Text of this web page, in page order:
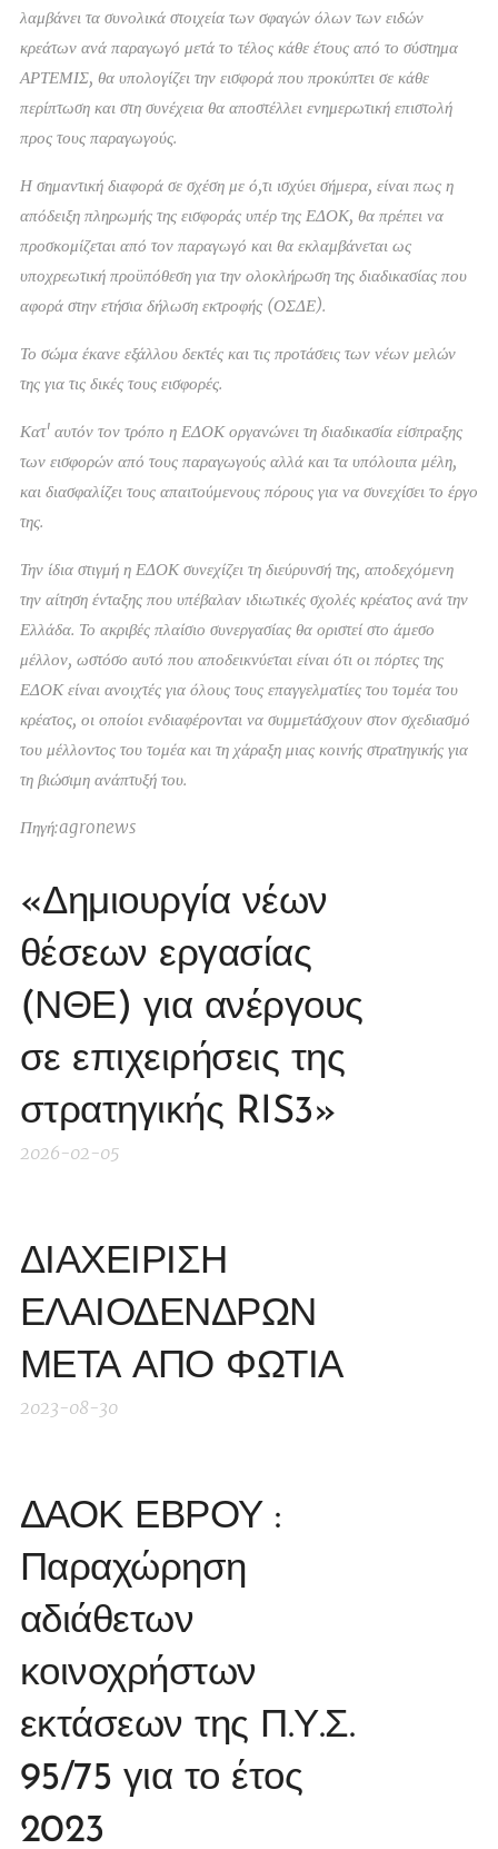
λαμβάνει τα συνολικά στοιχεία των σφαγών όλων των ειδών
κρεάτων ανά παραγωγό μετά το τέλος κάθε έτους από το σύστημα
ΑΡΤΕΜΙΣ, θα υπολογίζει την εισφορά που προκύπτει σε κάθε
περίπτωση και στη συνέχεια θα αποστέλλει ενημερωτική επιστολή
προς τους παραγωγούς.
Η σημαντική διαφορά σε σχέση με ό,τι ισχύει σήμερα, είναι πως η
απόδειξη πληρωμής της εισφοράς υπέρ της ΕΔΟΚ, θα πρέπει να
προσκομίζεται από τον παραγωγό και θα εκλαμβάνεται ως
υποχρεωτική προϋπόθεση για την ολοκλήρωση της διαδικασίας που
αφορά στην ετήσια δήλωση εκτροφής (ΟΣΔΕ).
Το σώμα έκανε εξάλλου δεκτές και τις προτάσεις των νέων μελών
της για τις δικές τους εισφορές.
Κατ' αυτόν τον τρόπο η ΕΔΟΚ οργανώνει τη διαδικασία είσπραξης
των εισφορών από τους παραγωγούς αλλά και τα υπόλοιπα μέλη,
και διασφαλίζει τους απαιτούμενους πόρους για να συνεχίσει το έργο
της.
Την ίδια στιγμή η ΕΔΟΚ συνεχίζει τη διεύρυνσή της, αποδεχόμενη
την αίτηση ένταξης που υπέβαλαν ιδιωτικές σχολές κρέατος ανά την
Ελλάδα. Το ακριβές πλαίσιο συνεργασίας θα οριστεί στο άμεσο
μέλλον, ωστόσο αυτό που αποδεικνύεται είναι ότι οι πόρτες της
ΕΔΟΚ είναι ανοιχτές για όλους τους επαγγελματίες του τομέα του
κρέατος, οι οποίοι ενδιαφέρονται να συμμετάσχουν στον σχεδιασμό
του μέλλοντος του τομέα και τη χάραξη μιας κοινής στρατηγικής για
τη βιώσιμη ανάπτυξή του.
Πηγή:agronews
«Δημιουργία νέων
θέσεων εργασίας
(ΝΘΕ) για ανέργους
σε επιχειρήσεις της
στρατηγικής RIS3»
2026-02-05
ΔΙΑΧΕΙΡΙΣΗ
ΕΛΑΙΟΔΕΝΔΡΩΝ
ΜΕΤΑ ΑΠΟ ΦΩΤΙΑ
2023-08-30
ΔΑΟΚ ΕΒΡΟΥ :
Παραχώρηση
αδιάθετων
κοινοχρήστων
εκτάσεων της Π.Υ.Σ.
95/75 για το έτος
2023